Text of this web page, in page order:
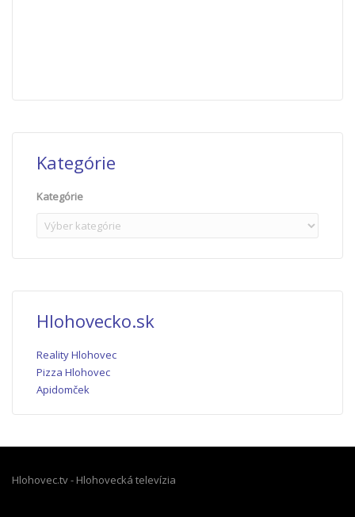
Kategórie
Kategórie
Hlohovecko.sk
Reality Hlohovec
Pizza Hlohovec
Apidomček
Hlohovec.tv - Hlohovecká televízia